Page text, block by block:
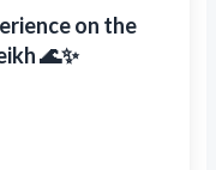
on the
🌊✨